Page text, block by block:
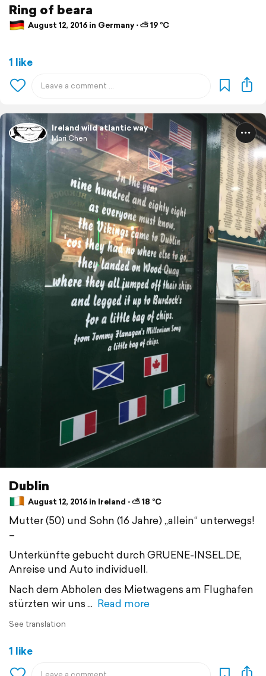
Ring of beara
August 12, 2016 in Germany ⋅ ⛅ 19 °C
1 like
Ireland wild atlantic way
Mari Chen
Dublin
August 12, 2016 in Ireland ⋅ ⛅ 18 °C
Mutter (50) und Sohn (16 Jahre) „allein“ unterwegs!
–
Unterkünfte gebucht durch GRUENE-INSEL.DE,
Anreise und Auto individuell.
Nach dem Abholen des Mietwagens am Flughafen
stürzten wir uns
Read more
See translation
1 like